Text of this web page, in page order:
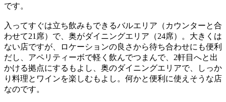
です。
入ってすぐは立ち飲みもできるバルエリア（カウンターと合
わせて21席）で、奥がダイニングエリア（24席）。大きくは
ない店ですが、ロケーションの良さから待ち合わせにも便利
だし、アペリティーボで軽く飲んでつまんで、2軒目へと出
かける拠点にするもよし、奥のダイニングエリアで、しっか
り料理とワインを楽しむもよし。何かと便利に使えそうな店
なのです。